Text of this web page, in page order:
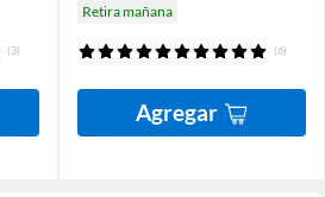
(3)
Retira mañana
(6)
Agregar